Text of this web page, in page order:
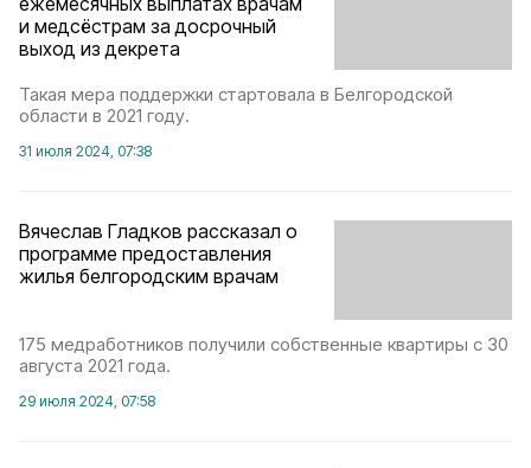
и медсёстрам за досрочный
выход из декрета
Такая мера поддержки стартовала в Белгородской
области в 2021 году.
31 июля 2024, 07:38
Вячеслав Гладков рассказал о
программе предоставления
жилья белгородским врачам
175 медработников получили собственные квартиры с 30
августа 2021 года.
29 июля 2024, 07:58